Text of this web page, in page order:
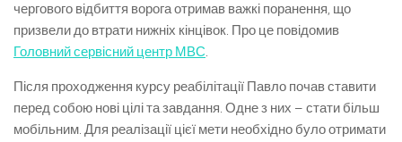
чергового відбиття ворога отримав важкі поранення, що
призвели до втрати нижніх кінцівок. Про це повідомив
Головний сервісний центр МВС.
Після проходження курсу реабілітації Павло почав ставити
перед собою нові цілі та завдання. Одне з них – стати більш
мобільним. Для реалізації цієї мети необхідно було отримати